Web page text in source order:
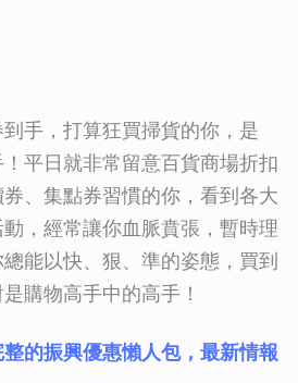
手，打算狂買掃貨的你，是
！平日就非常留意百貨商場折扣
、集點券習慣的你，看到各大
，經常讓你血脈賁張，暫時理
能以快、狠、準的姿態，買到
購物高手中的高手！
的振興優惠懶人包，最新情報